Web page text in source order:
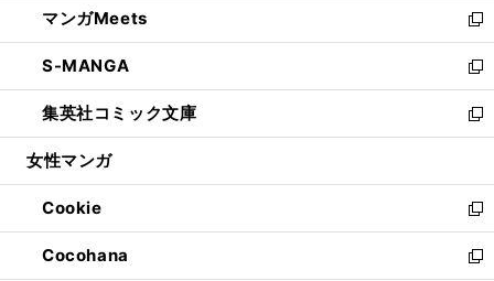
く
で
開
く
ド
ウ
で
開
く
ィ
ン
ド
ウ
で
開
い
ウ
ィ
ン
ド
ウ
開
く
マンガMeets
新
し
い
ウ
ィ
ン
ウ
で
開
く
S-MANGA
新
し
い
ウ
ン
ド
ウ
で
集英社コミック文庫
新
し
ウ
ィ
ン
ド
女性マンガ
Cookie
新
し
い
Cocohana
新